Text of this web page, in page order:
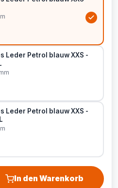
Leder Petrol blauw XXS -
Leder Petrol blauw XXS -
In den Warenkorb